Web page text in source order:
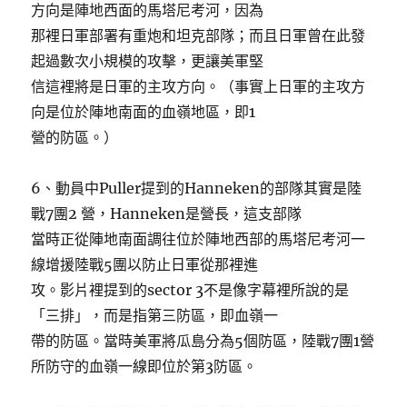
方向是陣地西面的馬塔尼考河，因為
那裡日軍部署有重炮和坦克部隊；而且日軍曾在此發
起過數次小規模的攻擊，更讓美軍堅
信這裡將是日軍的主攻方向。（事實上日軍的主攻方
向是位於陣地南面的血嶺地區，即1
營的防區。）
6、動員中Puller提到的Hanneken的部隊其實是陸
戰7團2 營，Hanneken是營長，這支部隊
當時正從陣地南面調往位於陣地西部的馬塔尼考河一
線增援陸戰5團以防止日軍從那裡進
攻。影片裡提到的sector 3不是像字幕裡所說的是
「三排」，而是指第三防區，即血嶺一
帶的防區。當時美軍將瓜島分為5個防區，陸戰7團1營
所防守的血嶺一線即位於第3防區。